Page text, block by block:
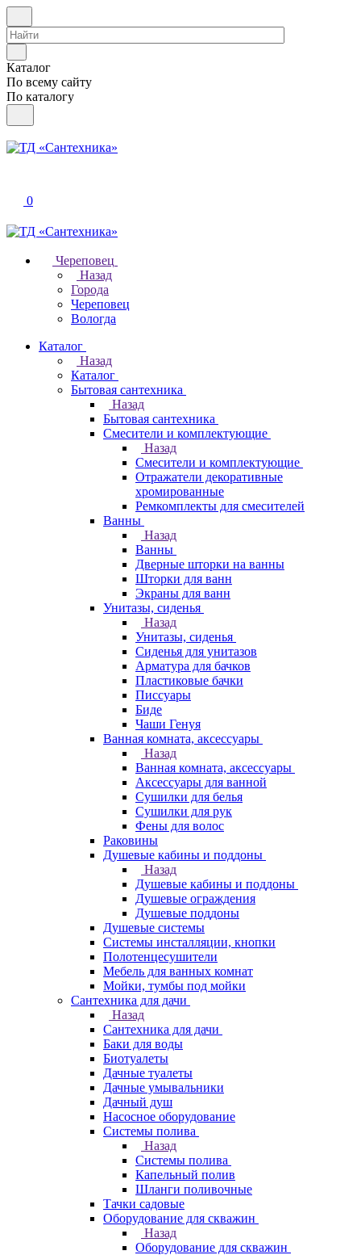
Каталог
По всему сайту
По каталогу
0
Череповец
Назад
Города
Череповец
Вологда
Каталог
Назад
Каталог
Бытовая сантехника
Назад
Бытовая сантехника
Смесители и комплектующие
Назад
Смесители и комплектующие
Отражатели декоративные
хромированные
Ремкомплекты для смесителей
Ванны
Назад
Ванны
Дверные шторки на ванны
Шторки для ванн
Экраны для ванн
Унитазы, сиденья
Назад
Унитазы, сиденья
Сиденья для унитазов
Арматура для бачков
Пластиковые бачки
Писсуары
Биде
Чаши Генуя
Ванная комната, аксессуары
Назад
Ванная комната, аксессуары
Аксессуары для ванной
Сушилки для белья
Сушилки для рук
Фены для волос
Раковины
Душевые кабины и поддоны
Назад
Душевые кабины и поддоны
Душевые ограждения
Душевые поддоны
Душевые системы
Системы инсталляции, кнопки
Полотенцесушители
Мебель для ванных комнат
Мойки, тумбы под мойки
Сантехника для дачи
Назад
Сантехника для дачи
Баки для воды
Биотуалеты
Дачные туалеты
Дачные умывальники
Дачный душ
Насосное оборудование
Системы полива
Назад
Системы полива
Капельный полив
Шланги поливочные
Тачки садовые
Оборудование для скважин
Назад
Оборудование для скважин